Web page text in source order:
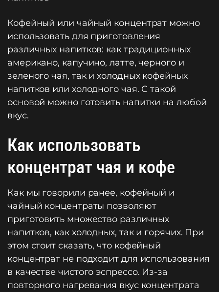
Кофейный или чайный концентрат можно
использовать для приготовления
различных напитков: как традиционных
американо, капучино, латте, черного и
зеленого чая, так и холодных кофейных
напитков или холодного чая. С такой
основой можно готовить напитки на любой
вкус.
Как использовать
концентрат чая и кофе
Как мы говорили ранее, кофейный и
чайный концентраты позволяют
приготовить множество различных
напитков, как холодных, так и горячих. При
этом стоит сказать, что кофейный
концентрат не подходит для использования
в качестве чистого эспрессо. Из-за
повторного нагревания вкус концентрата